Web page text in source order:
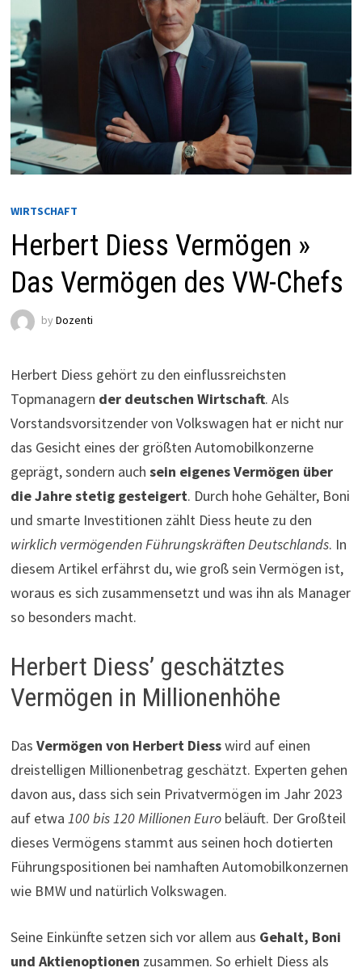
WIRTSCHAFT
Herbert Diess Vermögen »
Das Vermögen des VW-Chefs
by Dozenti
Herbert Diess gehört zu den einflussreichsten
Topmanagern der deutschen Wirtschaft. Als
Vorstandsvorsitzender von Volkswagen hat er nicht nur
das Gesicht eines der größten Automobilkonzerne
geprägt, sondern auch sein eigenes Vermögen über
die Jahre stetig gesteigert. Durch hohe Gehälter, Boni
und smarte Investitionen zählt Diess heute zu den
wirklich vermögenden Führungskräften Deutschlands. In
diesem Artikel erfährst du, wie groß sein Vermögen ist,
woraus es sich zusammensetzt und was ihn als Manager
so besonders macht.
Herbert Diess’ geschätztes
Vermögen in Millionenhöhe
Das Vermögen von Herbert Diesswird auf einen
dreistelligen Millionenbetrag geschätzt. Experten gehen
davon aus, dass sich sein Privatvermögen im Jahr 2023
auf etwa 100 bis 120 Millionen Eurobeläuft. Der Großteil
dieses Vermögens stammt aus seinen hoch dotierten
Führungspositionen bei namhaften Automobilkonzernen
wie BMW und natürlich Volkswagen.
Seine Einkünfte setzen sich vor allem aus Gehalt, Boni
und Aktienoptionen zusammen. So erhielt Diess als